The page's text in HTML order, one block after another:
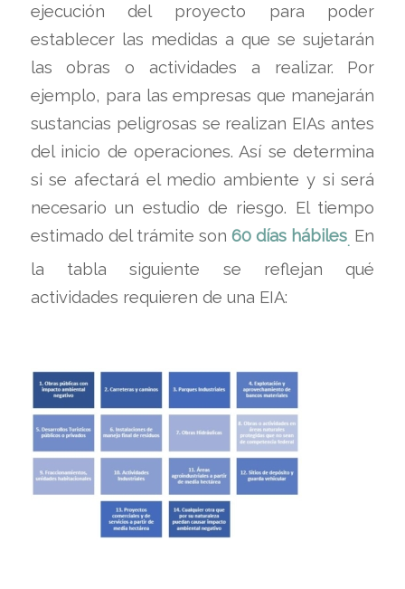
ejecución del proyecto para poder
establecer las medidas a que se sujetarán
las obras o actividades a realizar. Por
ejemplo, para las empresas que manejarán
sustancias peligrosas se realizan EIAs antes
del inicio de operaciones. Así se determina
si se afectará el medio ambiente y si será
necesario un estudio de riesgo. El tiempo
estimado del trámite son60 días hábiles. En
la tabla siguiente se reflejan qué
actividades requieren de una EIA: